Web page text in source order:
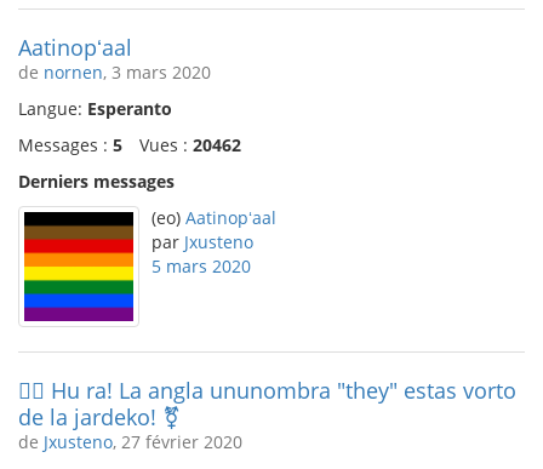
Aatinopʻaal
de nornen, 3 mars 2020
Langue: Esperanto
Messages : 5 Vues : 20462
Derniers messages
(eo) Aatinopʻaal
par Jxusteno
5 mars 2020
🏳️‍🌈 Hu ra! La angla ununombra "they" estas vorto
de la jardeko! ⚧️
de Jxusteno, 27 février 2020